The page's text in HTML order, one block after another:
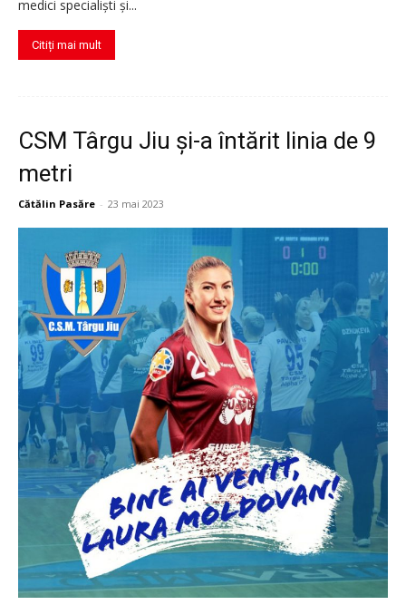
medici specialiști și...
Citiți mai mult
CSM Târgu Jiu și-a întărit linia de 9
metri
Cătălin Pasăre - 23 mai 2023